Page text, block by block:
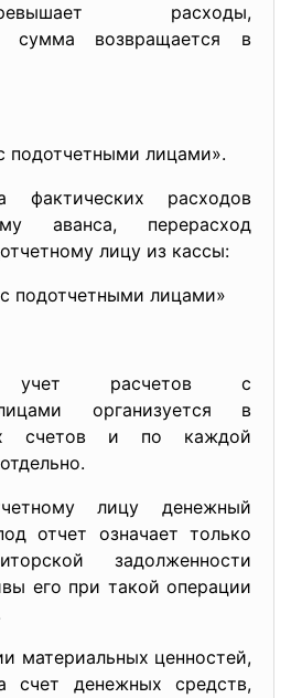
расходы,
сумма возвращается в
подотчетными лицами».
расходов
аванса, перерасход
лицу из кассы:
подотчетными лицами»
учет расчетов с
организуется в
счетов и по каждой
лицу денежный
отчет означает только
задолженности
его при такой операции
материальных ценностей,
счет денежных средств,